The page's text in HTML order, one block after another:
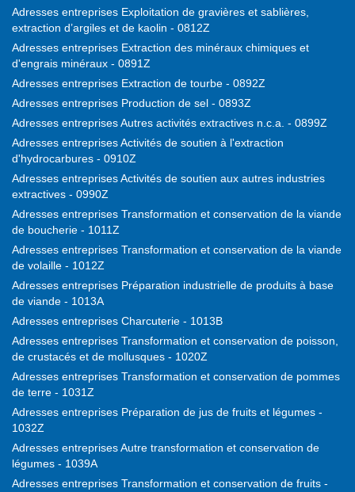
Adresses entreprises Exploitation de gravières et sablières,
extraction d’argiles et de kaolin - 0812Z
Adresses entreprises Extraction des minéraux chimiques et
d'engrais minéraux - 0891Z
Adresses entreprises Extraction de tourbe - 0892Z
Adresses entreprises Production de sel - 0893Z
Adresses entreprises Autres activités extractives n.c.a. - 0899Z
Adresses entreprises Activités de soutien à l'extraction
d'hydrocarbures - 0910Z
Adresses entreprises Activités de soutien aux autres industries
extractives - 0990Z
Adresses entreprises Transformation et conservation de la viande
de boucherie - 1011Z
Adresses entreprises Transformation et conservation de la viande
de volaille - 1012Z
Adresses entreprises Préparation industrielle de produits à base
de viande - 1013A
Adresses entreprises Charcuterie - 1013B
Adresses entreprises Transformation et conservation de poisson,
de crustacés et de mollusques - 1020Z
Adresses entreprises Transformation et conservation de pommes
de terre - 1031Z
Adresses entreprises Préparation de jus de fruits et légumes -
1032Z
Adresses entreprises Autre transformation et conservation de
légumes - 1039A
Adresses entreprises Transformation et conservation de fruits -